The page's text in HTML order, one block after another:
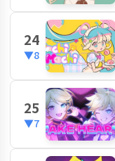
24
▼8
25
▼7